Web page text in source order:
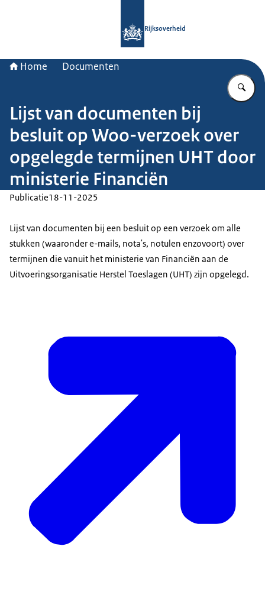
Rijksoverheid
Home Documenten
Lijst van documenten bij
besluit op Woo-verzoek over
opgelegde termijnen UHT door
ministerie Financiën
Publicatie18-11-2025
Lijst van documenten bij een besluit op een verzoek om alle
stukken (waaronder e-mails, nota's, notulen enzovoort) over
termijnen die vanuit het ministerie van Financiën aan de
Uitvoeringsorganisatie Herstel Toeslagen (UHT) zijn opgelegd.